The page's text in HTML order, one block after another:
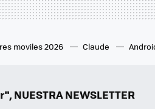
moviles 2026 Claude
NUESTRA NEWSLETTER